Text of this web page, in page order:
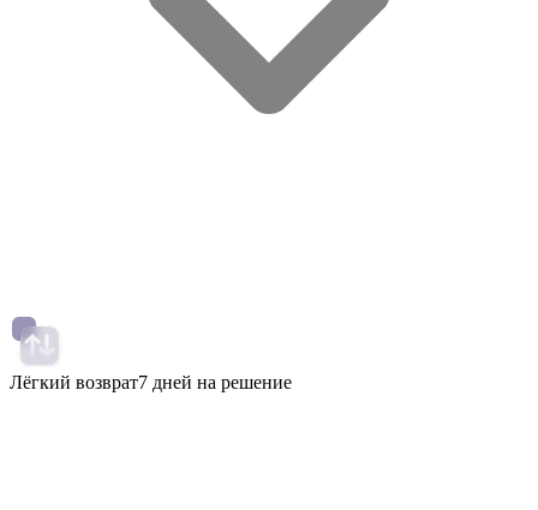
Лёгкий возврат7 дней на решение